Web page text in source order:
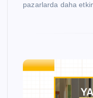
pazarlarda daha